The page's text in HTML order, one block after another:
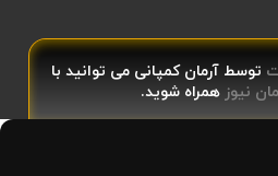
توسط آرمان کمپانی می توانید با
نیوز همراه شوید.